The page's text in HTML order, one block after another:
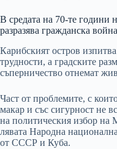
В средата на 70-те години
разразява гражданска
Карибският остров
трудности, а градските
съперничество отнемат
Част от проблемите, с
макар и със сигурност не
на политическия избор
лявата Народна
от СССР и Куба.